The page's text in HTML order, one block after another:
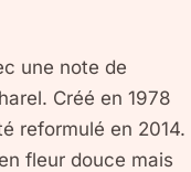
une note de
Créé en 1978
reformulé en 2014.
fleur douce mais